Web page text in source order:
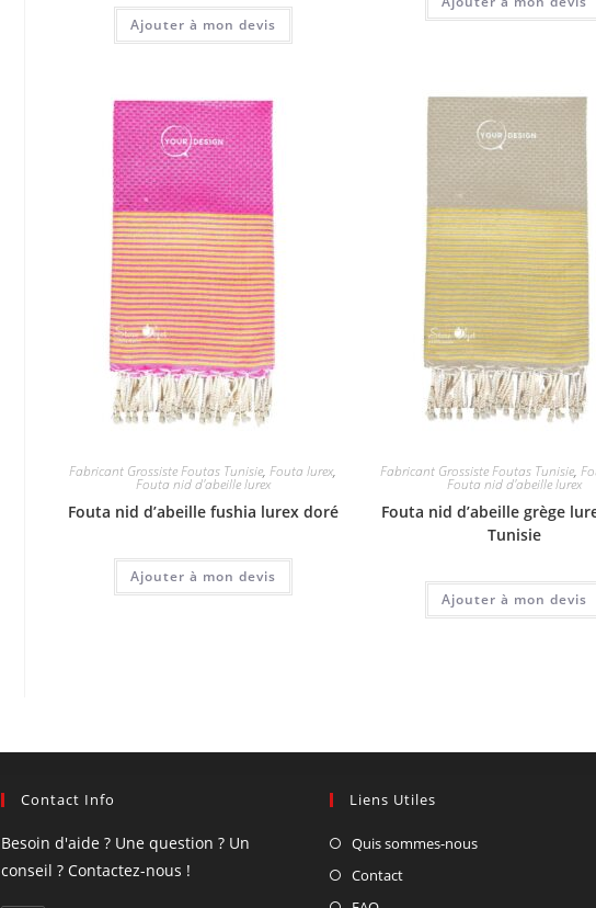
Ajouter à mon devis
Fabricant Grossiste Foutas Tunisie,Fouta lurex,
Fouta nid d'abeille lurex
Fouta nid d’abeille fushia lurex doré
Ajouter à mon devis
Fabricant Grossiste Foutas Tunisie,
Fouta nid d'abeille lurex
Fouta nid d’abeille grège
Tunisie
Ajouter à mon devis
Contact Info
Besoin d'aide ? Une question ? Un
conseil ? Contactez-nous !
Liens Utiles
Quis sommes-nous
Contact